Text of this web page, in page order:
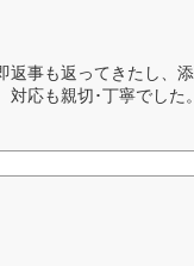
返事も返ってきたし、
応も親切･丁寧でした